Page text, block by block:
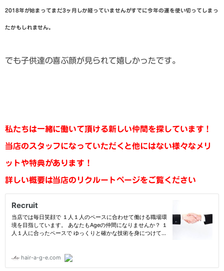
2018年が始まってまだ3ヶ月しか経っていませんがすでに今年の運を使い切ってしまっ
たかもしれません。
でも子供達の喜ぶ顔が見られて嬉しかったです。
私たちは一緒に働いて頂ける新しい仲間を探しています！
当店のスタッフになっていただくと他にはない様々なメリ
ットや特典があります！
詳しい概要は当店のリクルートページをご覧ください